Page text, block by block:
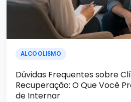
ALCOOLISMO
Dúvidas Frequentes sobre
Recuperação: O Que Você
de Internar